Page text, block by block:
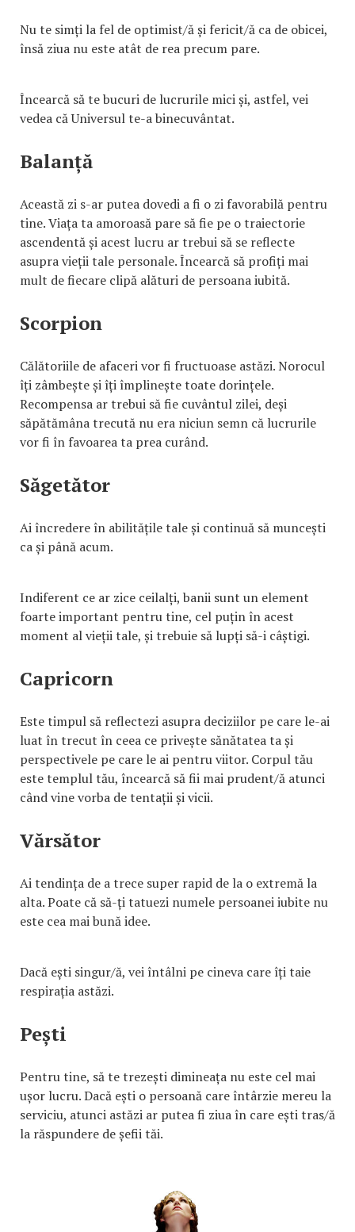
Nu te simți la fel de optimist/ă și fericit/ă ca de obicei,
însă ziua nu este atât de rea precum pare.
Încearcă să te bucuri de lucrurile mici și, astfel, vei
vedea că Universul te-a binecuvântat.
Balanță
Această zi s-ar putea dovedi a fi o zi favorabilă pentru
tine. Viața ta amoroasă pare să fie pe o traiectorie
ascendentă și acest lucru ar trebui să se reflecte
asupra vieții tale personale. Încearcă să profiți mai
mult de fiecare clipă alături de persoana iubită.
Scorpion
Călătoriile de afaceri vor fi fructuoase astăzi. Norocul
îți zâmbește și îți împlinește toate dorințele.
Recompensa ar trebui să fie cuvântul zilei, deși
săpătămâna trecută nu era niciun semn că lucrurile
vor fi în favoarea ta prea curând.
Săgetător
Ai încredere în abilitățile tale și continuă să muncești
ca și până acum.
Indiferent ce ar zice ceilalți, banii sunt un element
foarte important pentru tine, cel puțin în acest
moment al vieții tale, și trebuie să lupți să-i câștigi.
Capricorn
Este timpul să reflectezi asupra deciziilor pe care le-ai
luat în trecut în ceea ce privește sănătatea ta și
perspectivele pe care le ai pentru viitor. Corpul tău
este templul tău, încearcă să fii mai prudent/ă atunci
când vine vorba de tentații și vicii.
Vărsător
Ai tendința de a trece super rapid de la o extremă la
alta. Poate că să-ți tatuezi numele persoanei iubite nu
este cea mai bună idee.
Dacă ești singur/ă, vei întâlni pe cineva care îți taie
respirația astăzi.
Pești
Pentru tine, să te trezești dimineața nu este cel mai
ușor lucru. Dacă ești o persoană care întârzie mereu la
serviciu, atunci astăzi ar putea fi ziua în care ești tras/ă
la răspundere de șefii tăi.